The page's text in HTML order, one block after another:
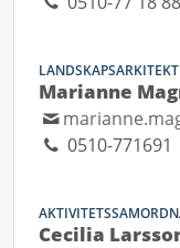
LANDSKAPSARKITEKT
Marianne
0510-771691
Cecilia